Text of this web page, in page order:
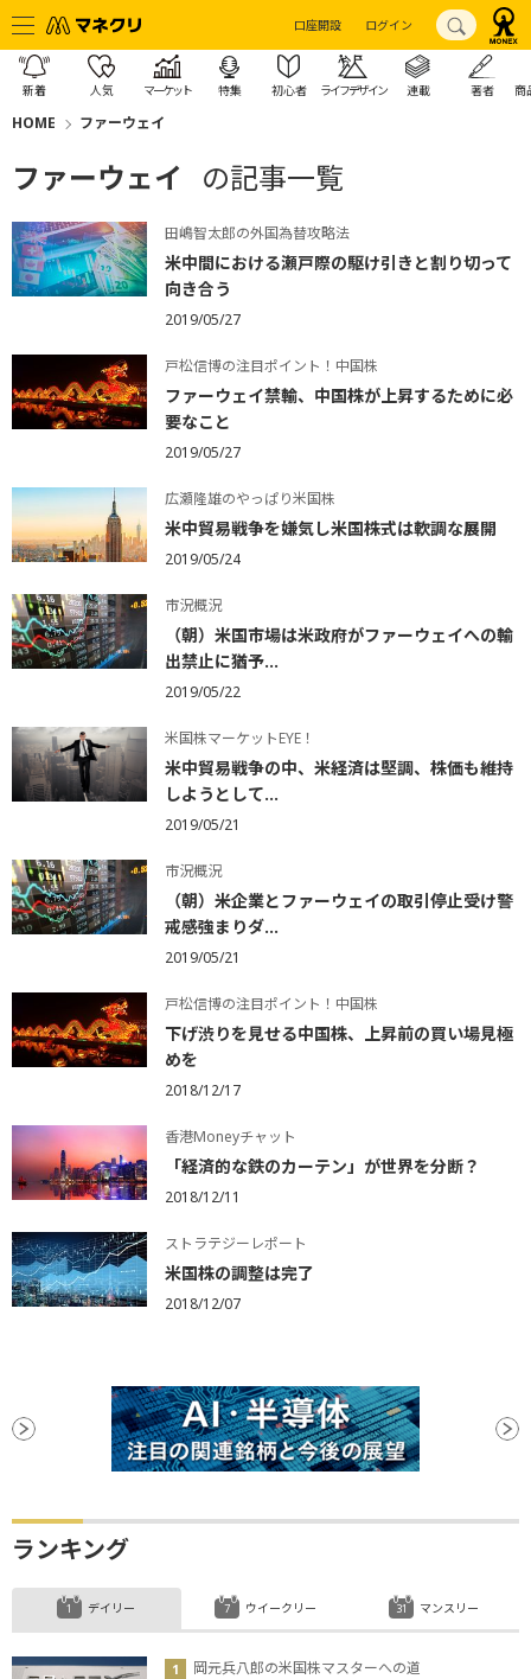
口座開設 ログイン
新着 人気 マーケット 特集 初心者 ライフデザイン 連載 著者 商
HOME ファーウェイ
ファーウェイ の記事一覧
田嶋智太郎の外国為替攻略法
米中間における瀬戸際の駆け引きと割り切って
向き合う
2019/05/27
戸松信博の注目ポイント！中国株
ファーウェイ禁輸、中国株が上昇するために必
要なこと
2019/05/27
広瀬隆雄のやっぱり米国株
米中貿易戦争を嫌気し米国株式は軟調な展開
2019/05/24
市況概況
（朝）米国市場は米政府がファーウェイへの輸
出禁止に猶予...
2019/05/22
米国株マーケットEYE！
米中貿易戦争の中、米経済は堅調、株価も維持
しようとして...
2019/05/21
市況概況
（朝）米企業とファーウェイの取引停止受け警
戒感強まりダ...
2019/05/21
戸松信博の注目ポイント！中国株
下げ渋りを見せる中国株、上昇前の買い場見極
めを
2018/12/17
香港Moneyチャット
「経済的な鉄のカーテン」が世界を分断？
2018/12/11
ストラテジーレポート
米国株の調整は完了
2018/12/07
ランキング
デイリー
岡元兵八郎の米国株マスターへの道
ウイークリー マンスリー